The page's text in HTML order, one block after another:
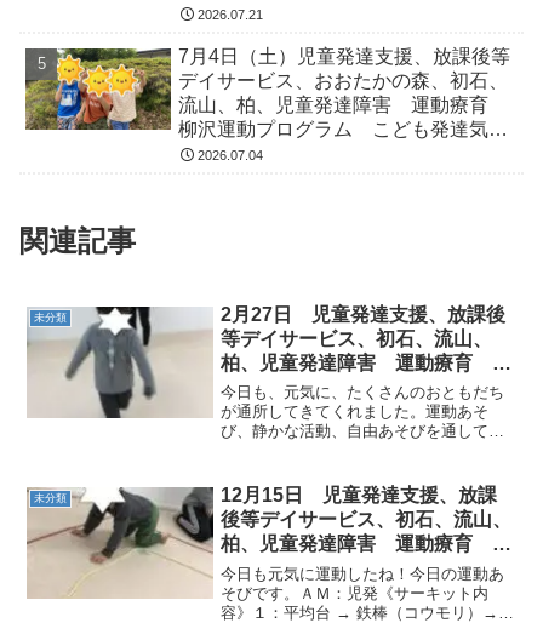
気になる 発達障害 放デイ 自閉
2026.07.21
7月4日（土）児童発達支援、放課後等
デイサービス、おおたかの森、初石、
流山、柏、児童発達障害 運動療育
柳沢運動プログラム こども発達気に
なる 発達障害 放デイ 自閉症
2026.07.04
関連記事
未分類
2月27日 児童発達支援、放課後
等デイサービス、初石、流山、
柏、児童発達障害 運動療育 柳
沢運動プログラム こども発達気
になる 発達障害 放デ
今日も、元気に、たくさんのおともだち
が通所してきてくれました。運動あそ
び、静かな活動、自由あそびを通して異
りのなかでこどもたちは逞しく成長して
います。本日も楽しく運動あそ...
未分類
12月15日 児童発達支援、放課
後等デイサービス、初石、流山、
柏、児童発達障害 運動療育 柳
沢運動プログラム こども発達気
になる 発達障害 放デ
今日も元気に運動したね！今日の運動あ
そびです。ＡＭ：児発《サーキット内
容》１：平均台 → 鉄棒（コウモリ）→